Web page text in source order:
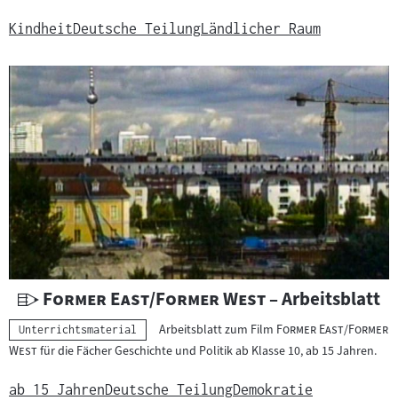
r
i
c
h
t
s
m
a
t
e
r
i
a
l
:
KindheitDeutsche Teilung Ländlicher Raum
U
n
t
r
"
Former East/Former West"– Arbeitsblatt
Kategorie:
Unterrichtsmaterial Arbeitsblatt zum Film "Former East/Former
West"für die Fächer Geschichte und Politik ab Klasse 10, ab 15 Jahren.
ab 15 JahrenDeutsche TeilungDemokratie